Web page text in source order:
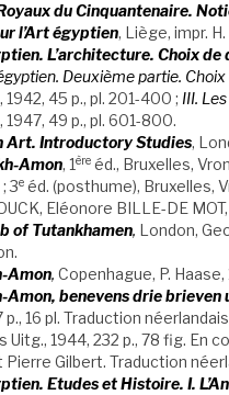
du Cinquantenaire.
l’Art égyptien, Liège, impr.
L’architecture. Choix
égyptien. Deuxième partie.
45 p., pl. 201-400 ; III.
1947, 49 p., pl. 601-800.
Art. Introductory Studies,
Amon, 1èreéd., Bruxelles,
3eéd. (posthume), Bruxelles,
Eléonore BILLE-DE
of Tutankhamen, London,
Amon, Copenhague, P. Haase,
Amon, benevens drie
p., 16 pl. Traduction
Uitg., 1944, 232 p., 78 fig. En
Pierre Gilbert. Traduction
Etudes et Histoire. I.